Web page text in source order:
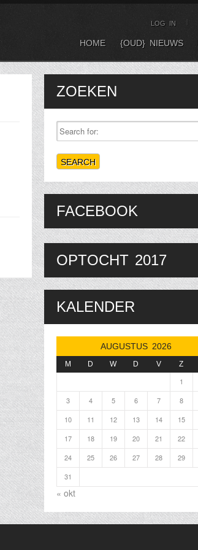
LOG IN
HOME {OUD} NIEUWS
ZOEKEN
FACEBOOK
OPTOCHT 2017
KALENDER
AUGUSTUS 2026
M D W D V Z
1
3
4 5 6 7 8
10
11 12 13 14 15
17
18 19 20 21 22
24
25 26 27 28 29
31
« okt